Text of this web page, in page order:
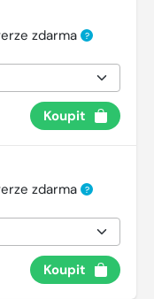
zdarma ?
Koupit
zdarma ?
Koupit